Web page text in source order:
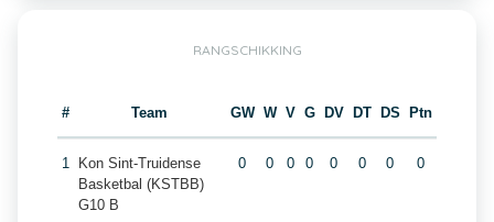
RANGSCHIKKING
# Team GW W V G DV DT DS Ptn
1
Kon Sint-Truidense
Basketbal (KSTBB)
G10 B
0 0 0 0 0 0 0 0